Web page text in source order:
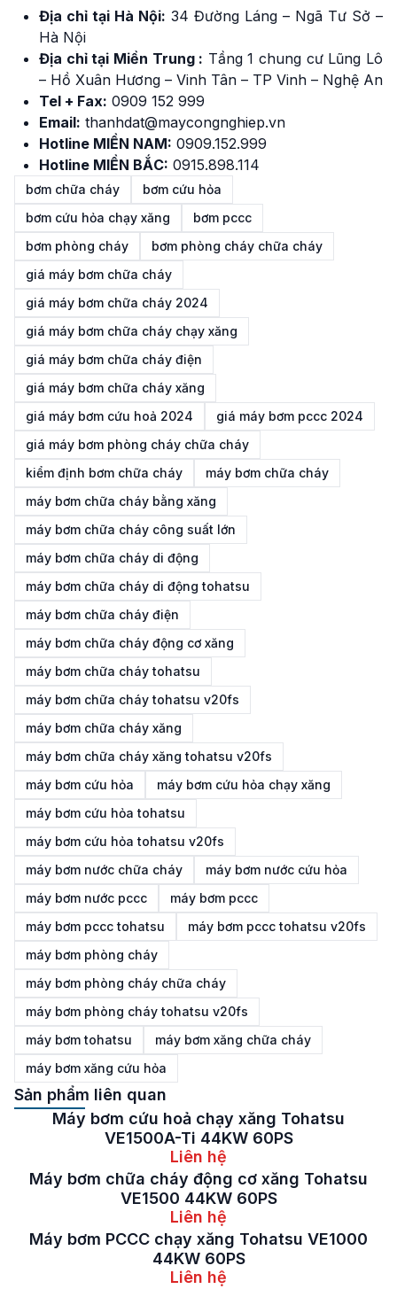
Địa chỉ tại Hà Nội: 34 Đường Láng – Ngã Tư Sở –
Hà Nội
Địa chỉ tại Miền Trung : Tầng 1 chung cư Lũng Lô
– Hồ Xuân Hương – Vinh Tân – TP Vinh – Nghệ An
Tel + Fax: 0909 152 999
Email: thanhdat@maycongnghiep.vn
Hotline MIỀN NAM: 0909.152.999
Hotline MIỀN BẮC: 0915.898.114
bơm chữa cháy
bơm cứu hỏa
bơm cứu hỏa chạy xăng
bơm pccc
bơm phòng cháy
bơm phòng cháy chữa cháy
giá máy bơm chữa cháy
giá máy bơm chữa cháy 2024
giá máy bơm chữa cháy chạy xăng
giá máy bơm chữa cháy điện
giá máy bơm chữa cháy xăng
giá máy bơm cứu hoả 2024
giá máy bơm pccc 2024
giá máy bơm phòng cháy chữa cháy
kiểm định bơm chữa cháy
máy bơm chữa cháy
máy bơm chữa cháy bằng xăng
máy bơm chữa cháy công suất lớn
máy bơm chữa cháy di động
máy bơm chữa cháy di động tohatsu
máy bơm chữa cháy điện
máy bơm chữa cháy động cơ xăng
máy bơm chữa cháy tohatsu
máy bơm chữa cháy tohatsu v20fs
máy bơm chữa cháy xăng
máy bơm chữa cháy xăng tohatsu v20fs
máy bơm cứu hỏa
máy bơm cứu hỏa chạy xăng
máy bơm cứu hỏa tohatsu
máy bơm cứu hỏa tohatsu v20fs
máy bơm nước chữa cháy
máy bơm nước cứu hỏa
máy bơm nước pccc
máy bơm pccc
máy bơm pccc tohatsu
máy bơm pccc tohatsu v20fs
máy bơm phòng cháy
máy bơm phòng cháy chữa cháy
máy bơm phòng cháy tohatsu v20fs
máy bơm tohatsu
máy bơm xăng chữa cháy
máy bơm xăng cứu hỏa
Sản phẩm liên quan
Máy bơm cứu hoả chạy xăng Tohatsu
VE1500A-Ti 44KW 60PS
Liên hệ
Máy bơm chữa cháy động cơ xăng Tohatsu
VE1500 44KW 60PS
Liên hệ
Máy bơm PCCC chạy xăng Tohatsu VE1000
44KW 60PS
Liên hệ